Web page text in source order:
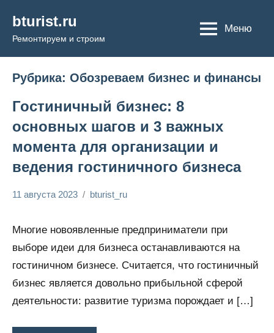
содержимому
bturist.ru
Ремонтируем и строим
Меню
Рубрика: Обозреваем бизнес и финансы
Гостиничный бизнес: 8
основных шагов и 3 важных
момента для организации и
ведения гостиничного бизнеса
финансы
11 августа 2023 bturist_ru
Многие новоявленные предприниматели при
выборе идеи для бизнеса останавливаются на
гостиничном бизнесе. Считается, что гостиничный
бизнес является довольно прибыльной сферой
деятельности: развитие туризма порождает и […]